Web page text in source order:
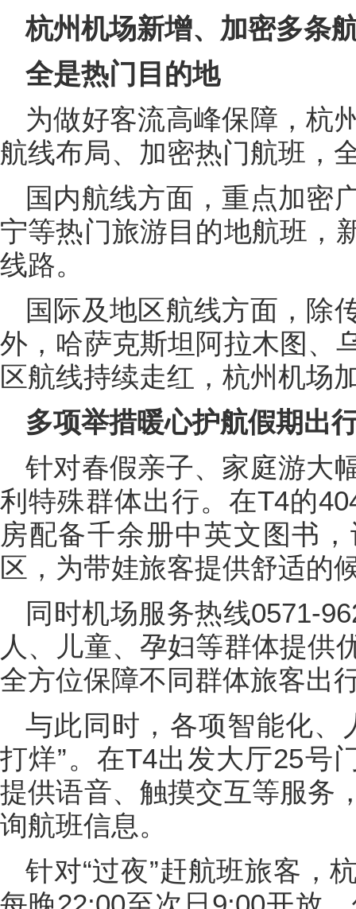
杭州机场新增、加密多条
全是热门目的地
为做好客流高峰保障，杭
航线布局、加密热门航班，
国内航线方面，重点加密
宁等热门旅游目的地航班，
线路。
国际及地区航线方面，除
外，哈萨克斯坦阿拉木图、
区航线持续走红，杭州机场
多项举措暖心护航假期出
针对春假亲子、家庭游大
利特殊群体出行。在T4的
房配备千余册中英文图书
区，为带娃旅客提供舒适的
同时机场服务热线0571-
人、儿童、孕妇等群体提供
全方位保障不同群体旅客出
与此同时，各项智能化、
打烊”。在T4出发大厅25号
提供语音、触摸交互等服务
询航班信息。
针对“过夜”赶航班旅客，